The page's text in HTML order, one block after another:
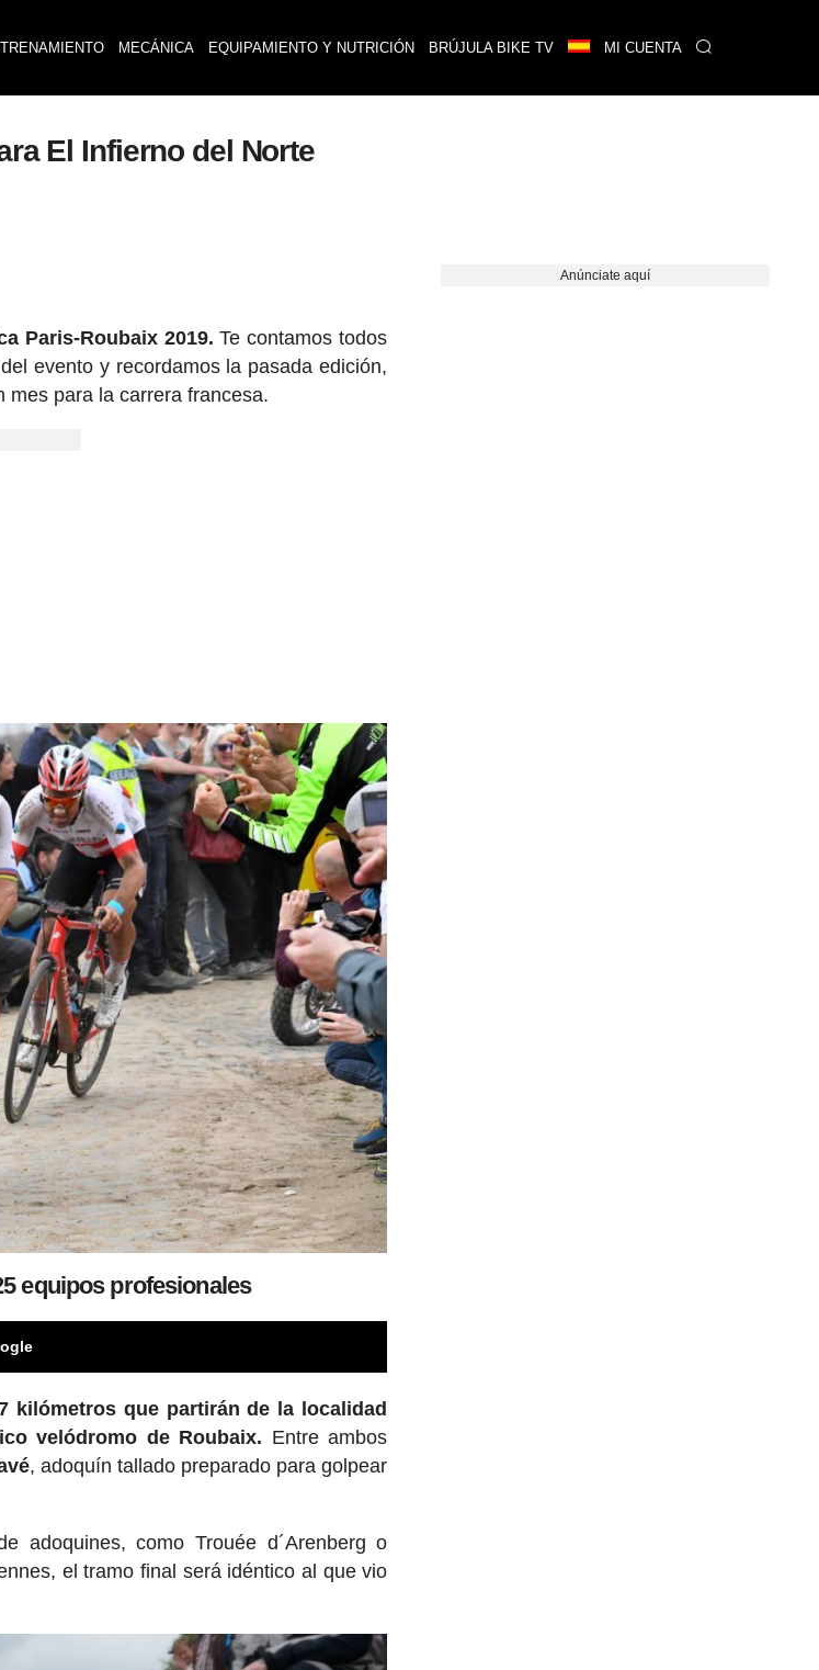
MECÁNICA EQUIPAMIENTO Y NUTRICIÓN BRÚJULA BIKE TV MI CUENTA
El Infierno del Norte
Paris-Roubaix 2019. Te contamos todos
evento y recordamos la pasada edición,
mes para la carrera francesa.
equipos profesionales
kilómetros que partirán de la localidad
velódromo de Roubaix. Entre ambos
, adoquín tallado preparado para golpear
adoquines, como Trouée d´Arenberg o
el tramo final será idéntico al que vio
Anúnciate aquí